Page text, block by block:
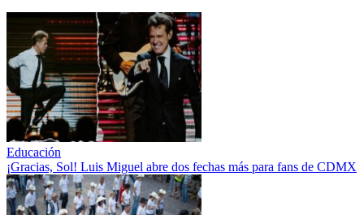
Educación
¡Gracias, Sol! Luis Miguel abre dos fechas más para fans de CDMX